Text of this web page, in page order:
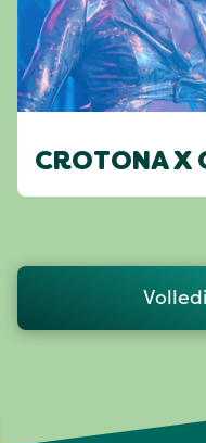
CROTONA X